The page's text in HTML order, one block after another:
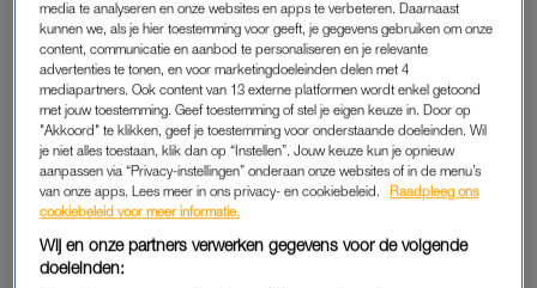
het toch iets zou kunnen worden.MAFS-expert Evelien
Stallaart was het niet met Sandra’s keuze eens. “Misschien kijk
je niet verder dan het eerste gezicht. Ik denk dat je een heel
leuk persoon laat schieten”, reageerde ze tijdens een gesprek
met het stel.
Tekst gaat verder onder de Instagrampost.
media te analyseren en onze websites en apps te verbeteren. Daarnaast
kunnen we, als je hier toestemming voor geeft, je gegevens gebruiken om onze
content, communicatie en aanbod te personaliseren en je relevante
advertenties te tonen, en voor marketingdoeleinden delen met 4
mediapartners. Ook content van 13 externe platformen wordt enkel getoond
met jouw toestemming. Geef toestemming of stel je eigen keuze in. Door op
"Akkoord" te klikken, geef je toestemming voor onderstaande doeleinden. Wil
je niet alles toestaan, klik dan op “Instellen”. Jouw keuze kun je opnieuw
aanpassen via “Privacy-instellingen” onderaan onze websites of in de menu’s
van onze apps. Lees meer in ons privacy- en cookiebeleid.
Raadpleeg ons
cookiebeleid voor meer informatie.
Wij en onze partners verwerken gegevens voor de volgende
doeleinden: